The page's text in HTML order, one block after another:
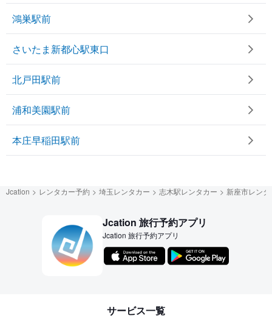
鴻巣駅前
さいたま新都心駅東口
北戸田駅前
浦和美園駅前
本庄早稲田駅前
Jcation レンタカー予約 埼玉レンタカー 志木駅レンタカー 新座市レン
Jcation 旅行予約アプリ
Jcation 旅行予約アプリ
サービス一覧